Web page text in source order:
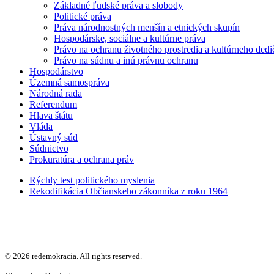
Základné ľudské práva a slobody
Politické práva
Práva národnostných menšín a etnických skupín
Hospodárske, sociálne a kultúrne práva
Právo na ochranu životného prostredia a kultúrneho
Právo na súdnu a inú právnu ochranu
Hospodárstvo
Územná samospráva
Národná rada
Referendum
Hlava štátu
Vláda
Ústavný súd
Súdnictvo
Prokuratúra a ochrana práv
Rýchly test politického myslenia
Rekodifikácia Občianskeho zákonníka z roku 1964
© 2026 redemokracia. All rights reserved.